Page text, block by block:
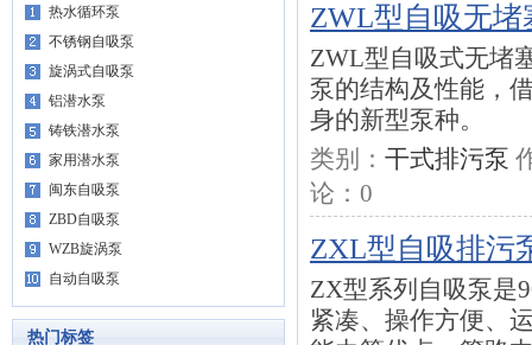
热水循环泵
不锈钢自吸泵
旋涡式自吸泵
铝潜水泵
铸铁潜水泵
家用潜水泵
闽东自吸泵
ZBD自吸泵
WZB旋涡泵
自动自吸泵
热门标签
ZWL型自吸无堵
ZWL型自吸式无堵
泵的结构及性能，
身的新型泵种。
类别： 干式排污泵
论： 0
ZXL型自吸排污
ZX型系列自吸泵是
紧凑、操作方便、